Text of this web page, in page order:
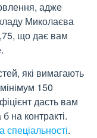
адже
Миколаєва
що дає вам
які вимагають
150
дасть вам
на контракті.
спеціальності.